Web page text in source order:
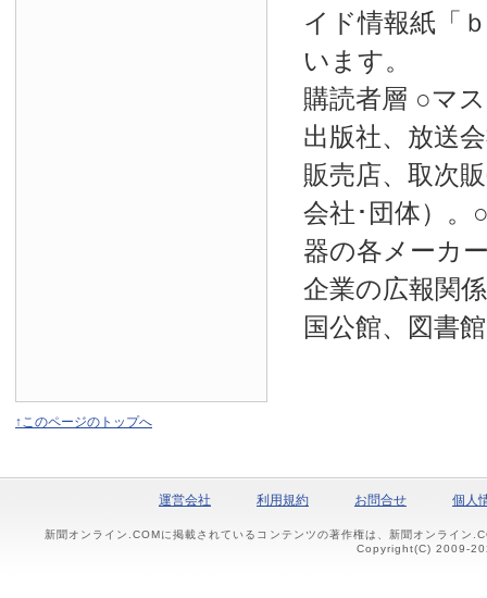
イド情報紙「
います。
購読者層 ○マ
出版社、放送
販売店、取次
会社･団体）。
器の各メーカ
企業の広報関
国公館、図書
↑このページのトップへ
運営会社 利用規約 お問合せ 個人
新聞オンライン.COMに掲載されているコンテンツの著作権は、新聞オンライン
Copyright(C) 2009-